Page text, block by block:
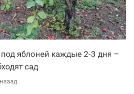
яблоней каждые 2-3 дня –
сад